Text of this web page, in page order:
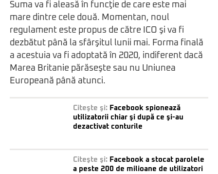
Suma va fi aleasă în funcţie de care este mai
mare dintre cele două. Momentan, noul
regulament este propus de către ICO şi va fi
dezbătut până la sfârşitul lunii mai. Forma finală
a acestuia va fi adoptată în 2020, indiferent dacă
Marea Britanie părăseşte sau nu Uniunea
Europeană până atunci.
Citeşte şi: Facebook spionează
utilizatorii chiar şi după ce şi-au
dezactivat conturile
Citeşte şi: Facebook a stocat parolele
a peste 200 de milioane de utilizatori